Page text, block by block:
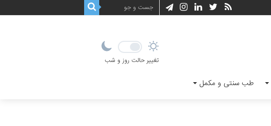
تغییر حالت روز و شب
طب سنتی و مکمل